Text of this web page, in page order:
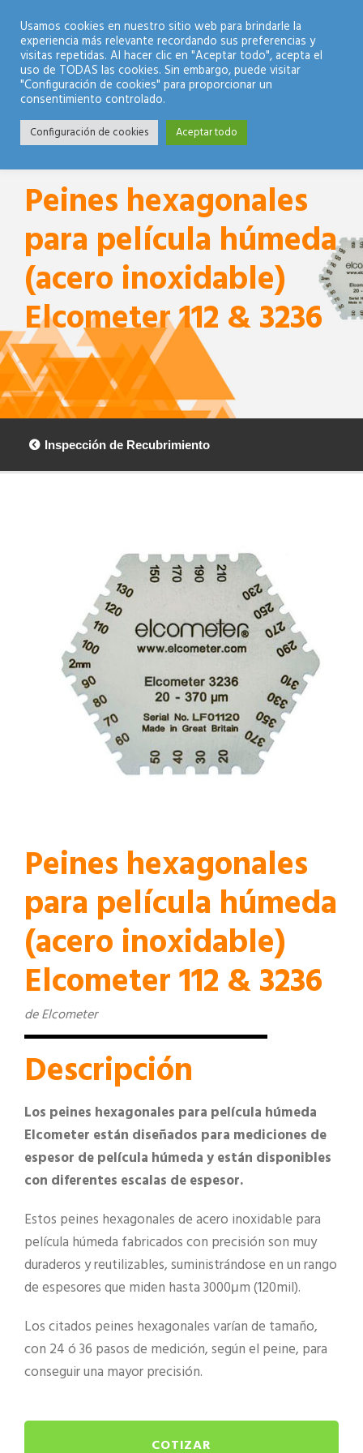
Modo Nocturno
Peines hexagonales
para película húmeda
(acero inoxidable)
Elcometer 112 & 3236
Inspección de Recubrimiento
Peines hexagonales
para película húmeda
(acero inoxidable)
Elcometer 112 & 3236
de Elcometer
Descripción
Los peines hexagonales para película húmeda
Elcometer están diseñados para mediciones de
espesor de película húmeda y están disponibles
con diferentes escalas de espesor.
Estos peines hexagonales de acero inoxidable para
película húmeda fabricados con precisión son muy
duraderos y reutilizables, suministrándose en un rango
de espesores que miden hasta 3000μm (120mil).
Los citados peines hexagonales varían de tamaño,
con 24 ó 36 pasos de medición, según el peine, para
conseguir una mayor precisión.
COTIZAR
Usamos cookies en nuestro sitio web para brindarle la
experiencia más relevante recordando sus preferencias y
visitas repetidas. Al hacer clic en "Aceptar todo", acepta el
uso de TODAS las cookies. Sin embargo, puede visitar
"Configuración de cookies" para proporcionar un
consentimiento controlado.
Configuración de cookies Aceptar todo